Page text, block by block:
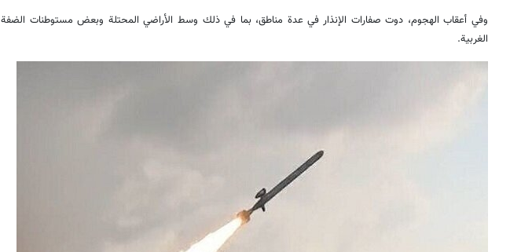
وفي أعقاب الهجوم، دوت صفارات الإنذار في عدة مناطق، بما في ذلك وسط الأراضي المحتلة وبعض مستوطنات الضفة
الغربية.